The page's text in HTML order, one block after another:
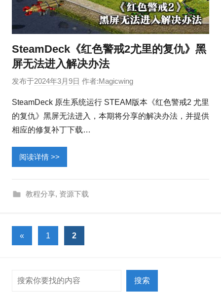
SteamDeck《红色警戒2尤里的复仇》黑
屏无法进入解决办法
发布于2024年3月9日 作者:Magicwing
SteamDeck 原生系统运行 STEAM版本《红色警戒2 尤里
的复仇》黑屏无法进入，本期将分享的解决办法，并提供
相应的修复补丁下载…
阅读详情 >>
教程分享, 资源下载
文
页
«
文
1 2
搜索
搜索